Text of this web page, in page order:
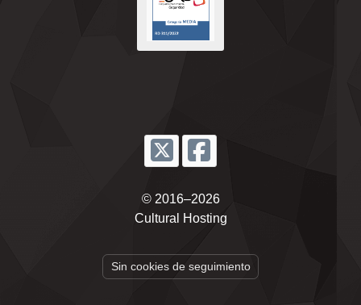
© 2016–2026
Cultural Hosting
Sin cookies de seguimiento